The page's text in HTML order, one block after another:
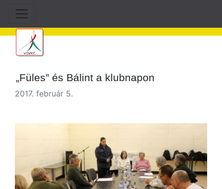
„Füles” és Bálint a klubnapon
2017. február 5.